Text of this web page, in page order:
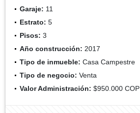
Garaje: 11
Estrato: 5
Pisos: 3
Año construcción: 2017
Tipo de inmueble: Casa Campestre
Tipo de negocio: Venta
Valor Administración: $950.000 COP